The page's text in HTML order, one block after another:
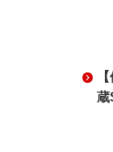
蔵